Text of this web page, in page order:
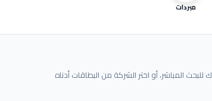
مبردات
المباشر، أو اختر الشركة من البطاقات أدناه